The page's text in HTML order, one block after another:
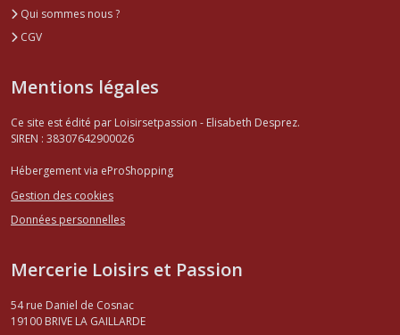
Qui sommes nous ?
CGV
Mentions légales
Ce site est édité par Loisirsetpassion - Elisabeth Desprez.
SIREN : 38307642900026
Hébergement via eProShopping
Gestion des cookies
Données personnelles
Mercerie Loisirs et Passion
54 rue Daniel de Cosnac
19100 BRIVE LA GAILLARDE